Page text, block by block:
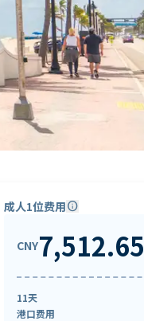
成人1位费用info
CNY7,512.65
11天
港口费用